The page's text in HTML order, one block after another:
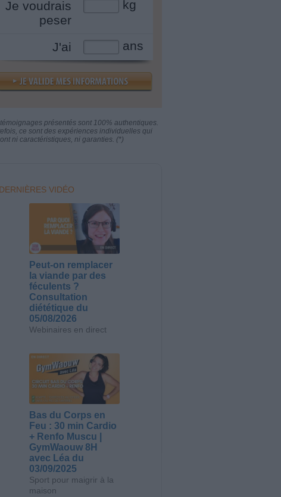
Je voudrais
peser
kg
J'ai ans
présentés sont 100% authentiques.
ce sont des expériences individuelles qui
ni caractéristiques, ni garanties. (*)
DERNIÈRES VIDÉO
Peut-on remplacer
la viande par des
féculents ?
Consultation
diététique du
05/08/2026
Webinaires en direct
Bas du Corps en
Feu : 30 min Cardio
+ Renfo Muscu |
GymWaouw 8H
avec Léa du
03/09/2025
Sport pour maigrir à la
maison